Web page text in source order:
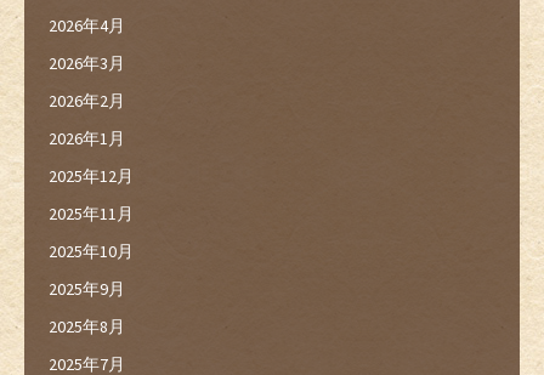
2026年4月
2026年3月
2026年2月
2026年1月
2025年12月
2025年11月
2025年10月
2025年9月
2025年8月
2025年7月